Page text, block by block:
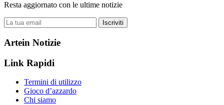
Resta aggiornato con le ultime notizie
Iscriviti
Artein Notizie
Link Rapidi
Termini di utilizzo
Gioco d’azzardo
Chi siamo